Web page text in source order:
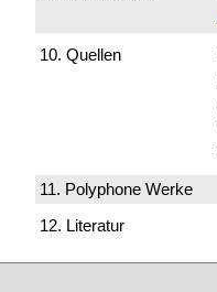
10. Quellen
11. Polyphone Werke
12. Literatur